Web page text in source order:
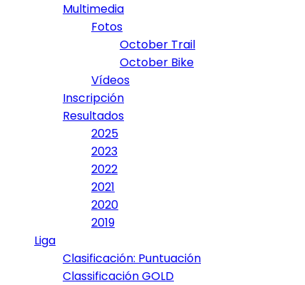
Multimedia
Fotos
October Trail
October Bike
Vídeos
Inscripción
Resultados
2025
2023
2022
2021
2020
2019
Liga
Clasificación: Puntuación
Classificación GOLD